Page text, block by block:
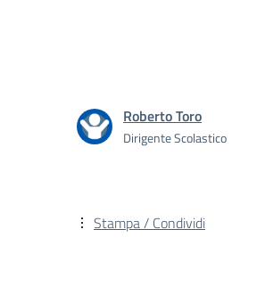
Roberto Toro
Dirigente Scolastico
Stampa / Condividi